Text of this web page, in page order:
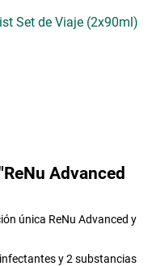
Set de Viaje (2x90ml)
Advanced
única ReNu Advanced y
y 2 substancias